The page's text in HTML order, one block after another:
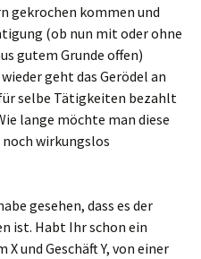
gekrochen kommen und
(ob nun mit oder ohne
gutem Grunde offen)
geht das Gerödel an
selbe Tätigkeiten bezahlt
lange möchte man diese
wirkungslos
gesehen, dass es der
ist. Habt Ihr schon ein
und Geschäft Y, von einer